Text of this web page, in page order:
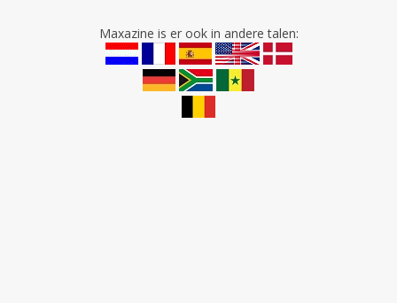
Maxazine is er ook in andere talen: